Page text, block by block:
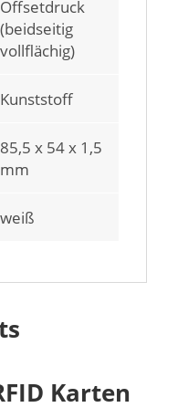
Offsetdruck
(beidseitig
vollflächig)
Kunststoff
85,5 x 54 x 1,5
mm
weiß
Karten